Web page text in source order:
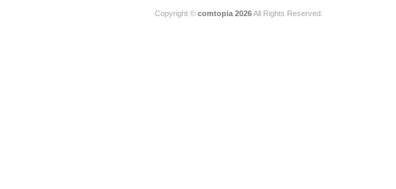
Copyright © comtopia 2026All Rights Reserved.